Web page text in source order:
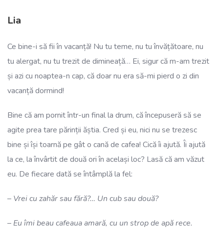
Lia
Ce bine-i să fii în vacanță! Nu tu teme, nu tu învățătoare, nu
tu alergat, nu tu trezit de dimineață… Ei, sigur că m-am trezit
și azi cu noaptea-n cap, că doar nu era să-mi pierd o zi din
vacanță dormind!
Bine că am pornit într-un final la drum, că începuseră să se
agite prea tare părinții ăștia. Cred și eu, nici nu se trezesc
bine și își toarnă pe gât o cană de cafea! Cică îi ajută. Îi ajută
la ce, la învârtit de două ori în același loc? Lasă că am văzut
eu. De fiecare dată se întâmplă la fel:
– Vrei cu zahăr sau fără?… Un cub sau două?
– Eu îmi beau cafeaua amară, cu un strop de apă rece.